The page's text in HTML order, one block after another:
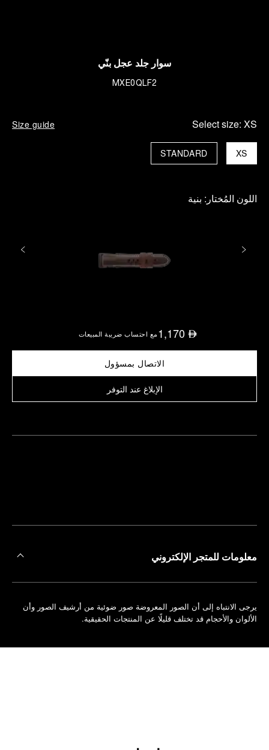
سوار جلد عجل بنّي
MXE0QLF2
Select size: XS
Size guide
XS
STANDARD
اللون المُختار: بنية
⃃
1,170 مع احتساب ضريبة المبيعات
الاتصال بمسؤول
الإبلاغ عند التوفر
معلومات للمتجر الإلكتروني
يرجى الانتباه إلى أن الصور المعروضة صور ضوئية من أرشيف الصور وأن
الألوان والأحجام قد تختلف قليلًا عن المنتجات الحقيقية.